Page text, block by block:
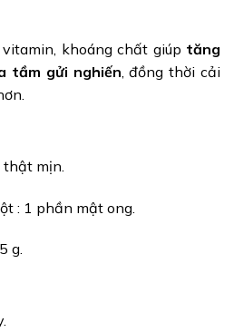
khoáng chất giúp tăng
tầm gửi nghiến , đồng thời cải
mịn.
: 1 phần mật ong.
g.